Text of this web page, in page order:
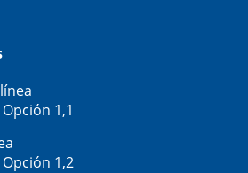
Opción 1,1
Opción 1,2